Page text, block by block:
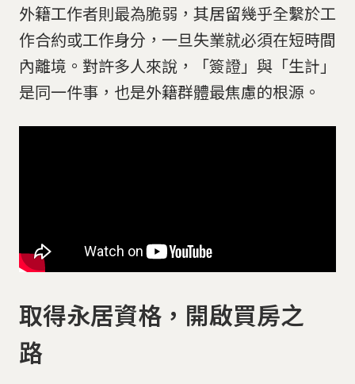
外籍工作者則最為脆弱，其居留幾乎全繫於工
作合約或工作身分，一旦失業就必須在短時間
內離境。對許多人來說，「簽證」與「生計」
是同一件事，也是外籍群體最焦慮的根源。
取得永居資格，開啟買房之
路